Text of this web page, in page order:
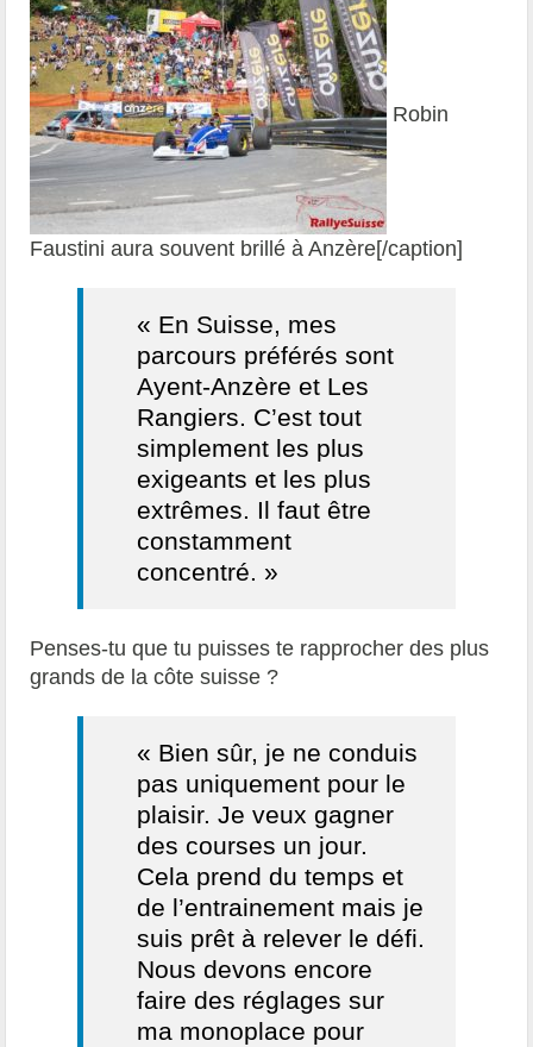
Robin
Faustini aura souvent brillé à Anzère[/caption]
« En Suisse, mes
parcours préférés sont
Ayent-Anzère et Les
Rangiers. C’est tout
simplement les plus
exigeants et les plus
extrêmes. Il faut être
constamment
concentré. »
Penses-tu que tu puisses te rapprocher des plus
grands de la côte suisse ?
« Bien sûr, je ne conduis
pas uniquement pour le
plaisir. Je veux gagner
des courses un jour.
Cela prend du temps et
de l’entrainement mais je
suis prêt à relever le défi.
Nous devons encore
faire des réglages sur
ma monoplace pour